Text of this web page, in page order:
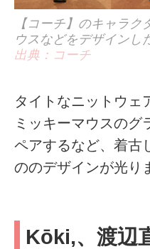
【コーチ】のキャラ
ウスなどをデザインし
出典：コーチ
タイトなニットウェ
ミッキーマウスのグ
ペアするなど、着古
ののデザインが光り
Kōki,、渡辺